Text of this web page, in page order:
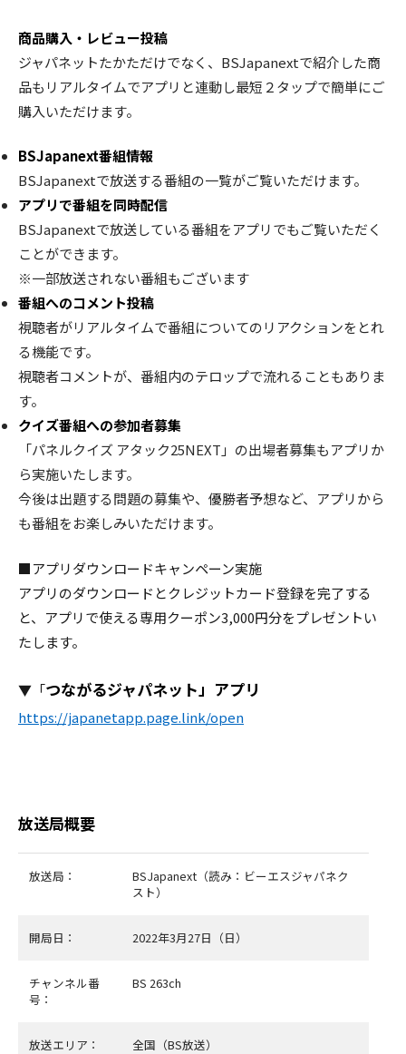
商品購入・レビュー投稿
ジャパネットたかただけでなく、BSJapanextで紹介した商
品もリアルタイムでアプリと連動し最短２タップで簡単にご
購入いただけます。
BSJapanext番組情報
BSJapanextで放送する番組の一覧がご覧いただけます。
アプリで番組を同時配信
BSJapanextで放送している番組をアプリでもご覧いただく
ことができます。
※一部放送されない番組もございます
番組へのコメント投稿
視聴者がリアルタイムで番組についてのリアクションをとれ
る機能です。
視聴者コメントが、番組内のテロップで流れることもありま
す。
クイズ番組への参加者募集
「パネルクイズ アタック25NEXT」の出場者募集もアプリか
ら実施いたします。
今後は出題する問題の募集や、優勝者予想など、アプリから
も番組をお楽しみいただけます。
■アプリダウンロードキャンペーン実施
アプリのダウンロードとクレジットカード登録を完了する
と、アプリで使える専用クーポン3,000円分をプレゼントい
たします。
▼「つながるジャパネット」アプリ
https://japanetapp.page.link/open
放送局概要
放送局：
BSJapanext（読み：ビーエスジャパネク
スト）
開局日： 2022年3月27日（日）
チャンネル番
号：
BS 263ch
放送エリア： 全国（BS放送）